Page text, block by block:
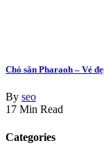
Chó săn Pharaoh – Vẻ
By seo
17 Min Read
Categories